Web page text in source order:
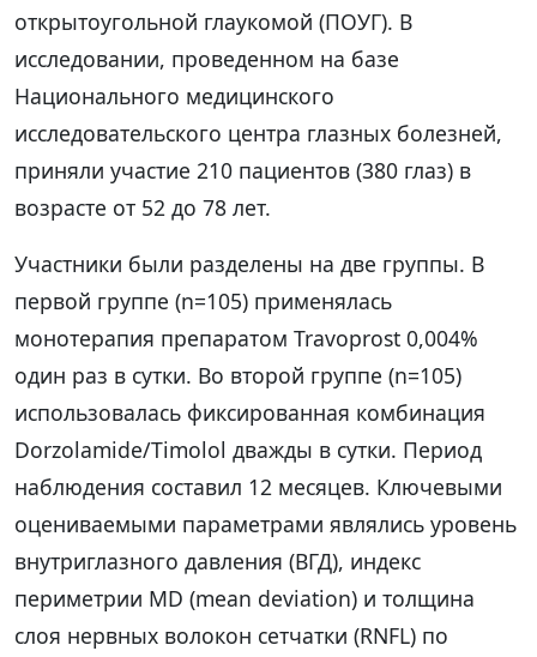
открытоугольной глаукомой (ПОУГ). В
исследовании, проведенном на базе
Национального медицинского
исследовательского центра глазных болезней,
приняли участие 210 пациентов (380 глаз) в
возрасте от 52 до 78 лет.
Участники были разделены на две группы. В
первой группе (n=105) применялась
монотерапия препаратом Travoprost 0,004%
один раз в сутки. Во второй группе (n=105)
использовалась фиксированная комбинация
Dorzolamide/Timolol дважды в сутки. Период
наблюдения составил 12 месяцев. Ключевыми
оцениваемыми параметрами являлись уровень
внутриглазного давления (ВГД), индекс
периметрии MD (mean deviation) и толщина
слоя нервных волокон сетчатки (RNFL) по